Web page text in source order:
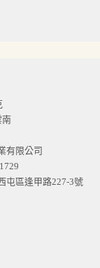
南
有限公司
屯區逢甲路227-3號